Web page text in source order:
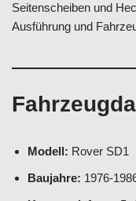
Seitenscheiben und
Ausführung und
Modell: Rover SD1
Baujahre: 1976-